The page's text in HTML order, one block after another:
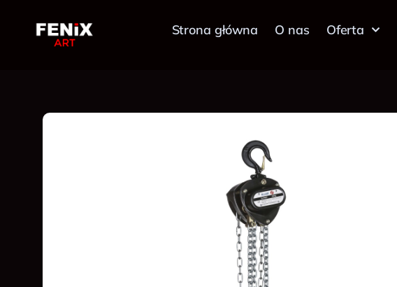
Strona główna O nas Oferta